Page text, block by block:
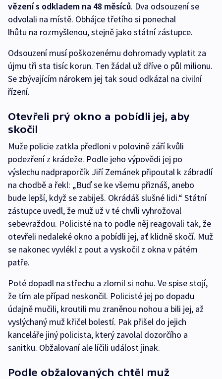
vězení s odkladem na 48 měsíců. Dva odsouzení se
odvolali na místě. Obhájce třetího si ponechal
lhůtu na rozmyšlenou, stejně jako státní zástupce.
Odsouzení musí poškozenému dohromady vyplatit za
újmu tři sta tisíc korun. Ten žádal už dříve o půl milionu.
Se zbývajícím nárokem jej tak soud odkázal na civilní
řízení.
Otevřeli prý okno a pobídli jej, aby
skočil
Muže policie zatkla předloni v polovině září kvůli
podezření z krádeže. Podle jeho výpovědi jej po
výslechu nadpraporčík Jiří Zemánek připoutal k zábradlí
na chodbě a řekl: „Buď se ke všemu přiznáš, anebo
bude lepší, když se zabiješ. Okrádáš slušné lidi.“ Státní
zástupce uvedl, že muž už v té chvíli vyhrožoval
sebevraždou. Policisté na to podle něj reagovali tak, že
otevřeli nedaleké okno a pobídli jej, ať klidně skočí. Muž
se nakonec vyvlékl z pout a vyskočil z okna v pátém
patře.
Poté dopadl na střechu a zlomil si nohu. Ve spise stojí,
že tím ale případ neskončil. Policisté jej po dopadu
údajně mučili, kroutili mu zraněnou nohou a bili jej, až
vyslýchaný muž křičel bolestí. Pak přišel do jejich
kanceláře jiný policista, který zavolal dozorčího a
sanitku. Obžalovaní ale líčili událost jinak.
Podle obžalovaných chtěl muž